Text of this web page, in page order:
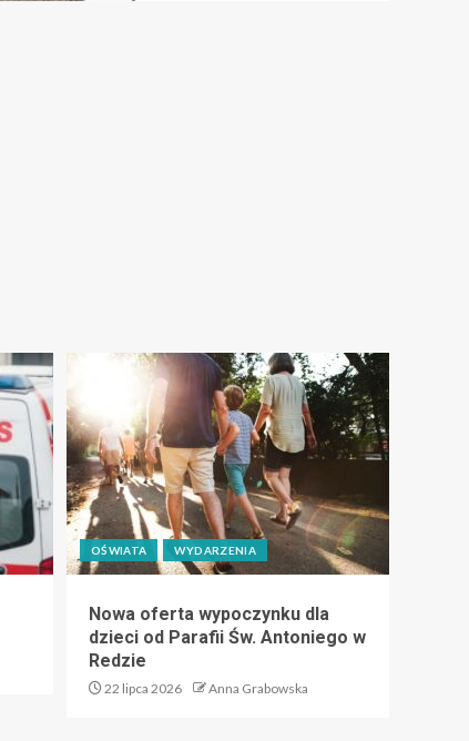
OŚWIATA WYDARZENIA
Nowa oferta wypoczynku dla
dzieci od Parafii Św. Antoniego w
Redzie
22 lipca 2026 Anna Grabowska